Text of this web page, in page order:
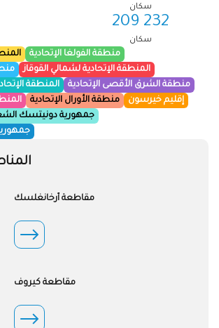
سكان
232 209
سكان
منطقة الفولغا الإتحادية
المنطقة الإتحادية لشمالي القوقاز
المنطقة
منطقة الشرق الأقصى الإتحادية
منطقة الأورال الإتحادية
إقليم خيرسون
جمهورية دونيتسك
مقاطعة أرخانغلسك
مقاطعة كيروف